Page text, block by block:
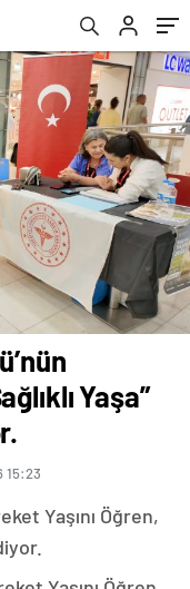
Yaşa”
15:23
Yaşını Öğren,